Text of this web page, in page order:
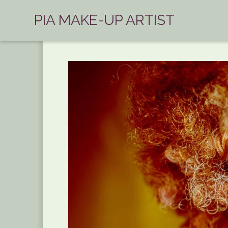
PIA MAKE-UP ARTIST